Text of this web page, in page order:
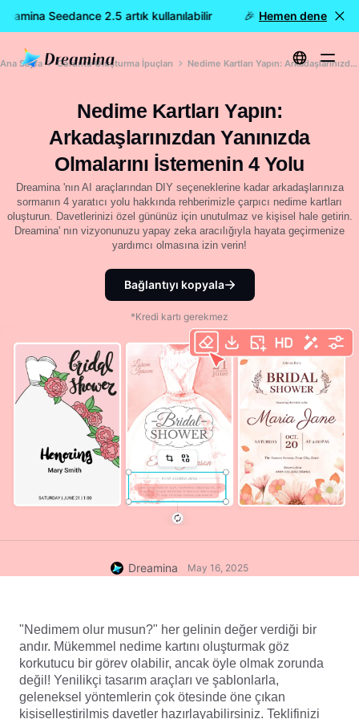
Seedance 2.5 artık kullanılabilir 🎉 Yeni model
Hemen dene
Ana Sayfa Görüntü Oluşturma İpuçları Nedime Kartları Yapın: Arkadaşlarınızdan Yanınızda Olmalarını İstemenin 4 Yolu
Nedime Kartları Yapın:
Arkadaşlarınızdan Yanınızda
Olmalarını İstemenin 4 Yolu
Dreamina 'nın AI araçlarından DIY seçeneklerine kadar arkadaşlarınıza
sormanın 4 yaratıcı yolu hakkında rehberimizle çarpıcı nedime kartları
oluşturun. Davetlerinizi özel gününüz için unutulmaz ve kişisel hale getirin.
Dreamina' nın vizyonunuzu yapay zeka aracılığıyla hayata geçirmenize
yardımcı olmasına izin verin!
Bağlantıyı kopyala
*Kredi kartı gerekmez
Dreamina May 16, 2025
"Nedimem olur musun?" her gelinin değer verdiği bir
andır. Mükemmel nedime kartını oluşturmak göz
korkutucu bir görev olabilir, ancak öyle olmak zorunda
değil! Yenilikçi tasarım araçları ve şablonlarla,
geleneksel yöntemlerin çok ötesinde öne çıkan
kişiselleştirilmiş davetler hazırlayabilirsiniz. Teklifinizi